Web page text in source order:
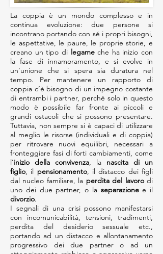
La coppia è un mondo complesso e in
continua evoluzione: due persone si
incontrano portando con sé i propri bisogni,
le aspettative, le paure, le proprie storie, e
creano un tipo di legameche ha inizio con
la fase di innamoramento, e si evolve in
un’unione che si spera sia duratura nel
tempo. Per mantenere un rapporto di
coppia c’è bisogno di un impegno costante
di entrambi i partner, perché solo in questo
modo è possibile far fronte ai piccoli e
grandi ostacoli che si possono presentare.
Tuttavia, non sempre si è capaci di utilizzare
al meglio le risorse (individuali e di coppia)
per ritrovare nuovi equilibri, necessari a
fronteggiare fasi di forti cambiamenti, come
l’inizio della convivenza, la nascita di un
figlio, il pensionamento, il distacco dei figli
dal nucleo familiare, la perdita del lavorodi
uno dei due partner, o la separazionee il
divorzio.
I segnali di una crisi possono manifestarsi
con incomunicabilità, tensioni, tradimenti,
perdita del desiderio sessuale etc.,
portando ad un distacco e allontanamento
progressivo dei due partner o ad un